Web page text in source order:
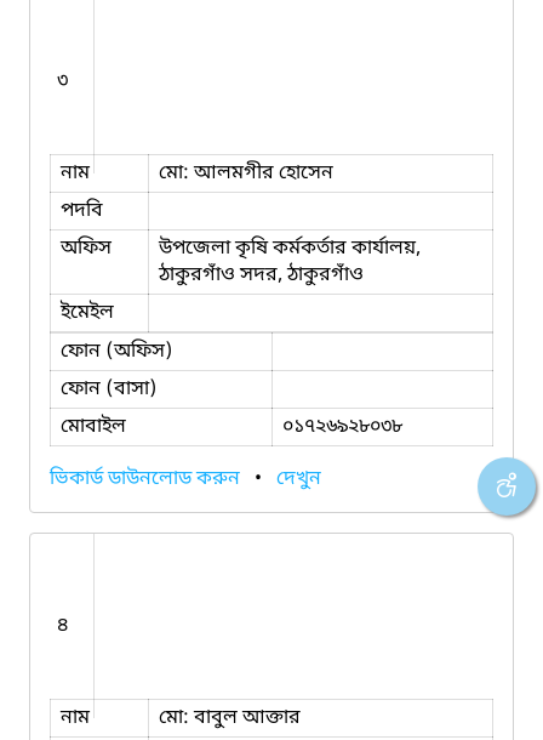
৩
নাম
মো: আলমগীর হোসেন
পদবি
অফিস
উপজেলা কৃষি কর্মকর্তার কার্যালয়,
ঠাকুরগাঁও সদর, ঠাকুরগাঁও
ইমেইল
ফোন (অফিস)
ফোন (বাসা)
মোবাইল
০১৭২৬৯২৮০৩৮
ভিকার্ড ডাউনলোড করুন • দেখুন
৪
নাম
মো: বাবুল আক্তার